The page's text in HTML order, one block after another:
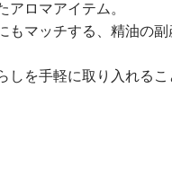
アロマアイテム。
もマッチする、精油の
しを手軽に取り入れるこ